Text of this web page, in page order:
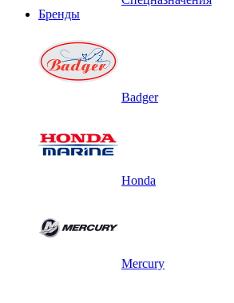
Бренды
Badger
Honda
Mercury